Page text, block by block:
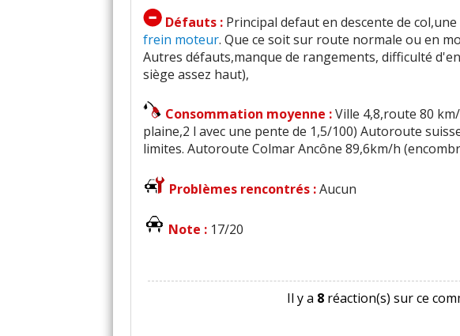
Défauts : Principal defaut en descente de
frein moteur. Que ce soit sur route normale ou en
Autres défauts,manque de rangements, difficulté
siège assez haut),
Consommation moyenne :Ville 4,8,route 80
plaine,2 l avec une pente de 1,5/100) Autoroute
limites. Autoroute Colmar Ancône 89,6km/h
Problèmes rencontrés :Aucun
Note : 17/20
Il y a 8réaction(s) sur ce